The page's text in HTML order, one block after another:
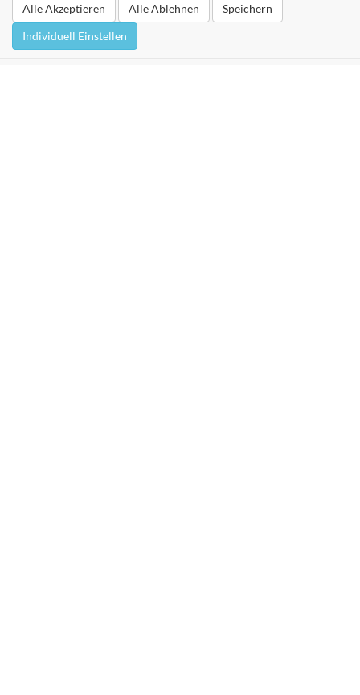
Alle Akzeptieren Alle Ablehnen
Speichern
Individuell Einstellen